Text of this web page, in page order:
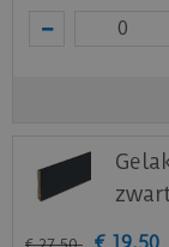
€ 27,50 € 19,50